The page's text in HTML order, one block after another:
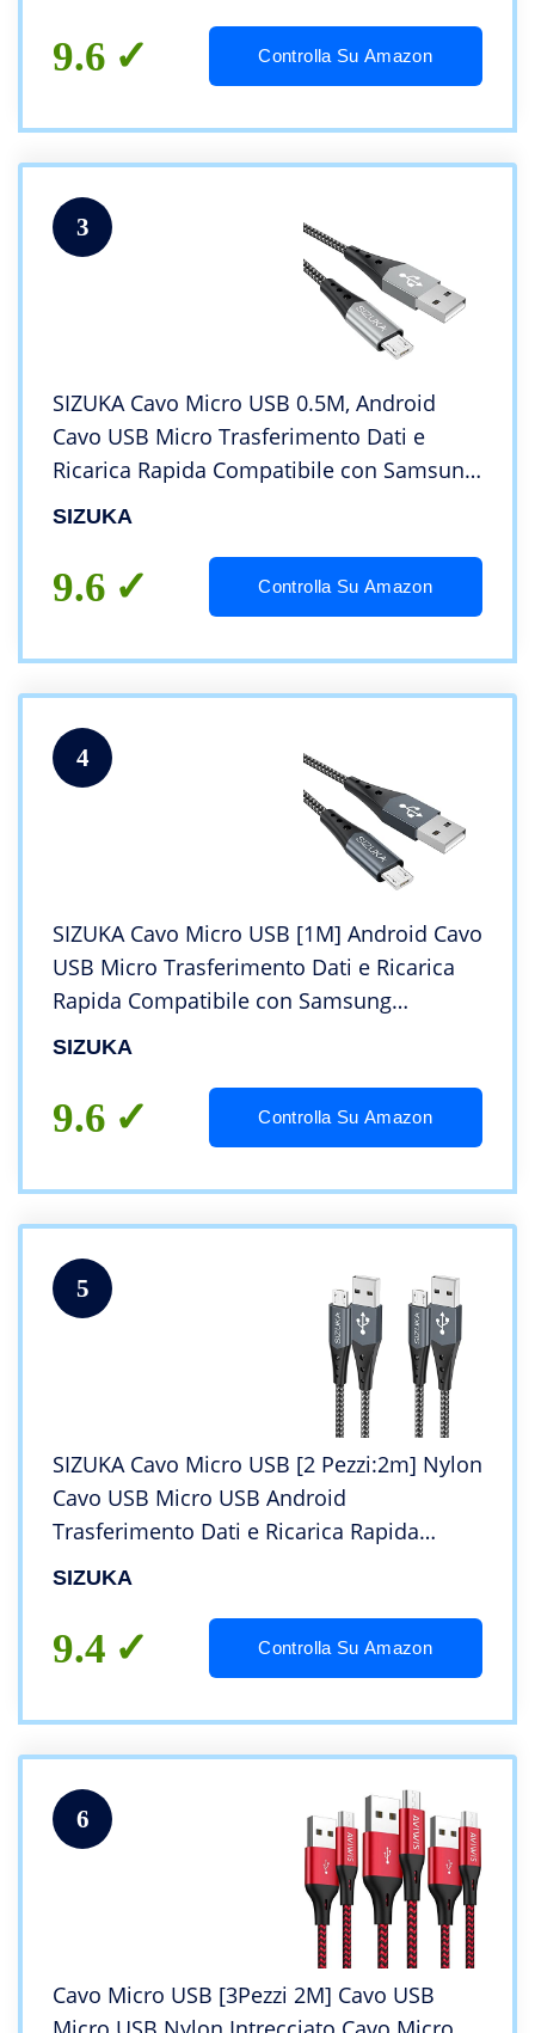
9.6 Controlla Su Amazon
3
SIZUKA Cavo Micro USB 0.5M, Android
Cavo USB Micro Trasferimento Dati e
Ricarica Rapida Compatibile con Samsung
S5/S6/S7, Huawei, HTC,LG,HTC,Kindle,Sony,
SIZUKA
9.6 Controlla Su Amazon
4
SIZUKA Cavo Micro USB [1M] Android Cavo
USB Micro Trasferimento Dati e Ricarica
Rapida Compatibile con Samsung
S5/S6/S7, Huawei, HTC,LG,HTC,Kindle,Sony,
SIZUKA
9.6 Controlla Su Amazon
5
SIZUKA Cavo Micro USB [2 Pezzi:2m] Nylon
Cavo USB Micro USB Android
Trasferimento Dati e Ricarica Rapida
Compatibile con Samsung S5/S6/S7,
SIZUKA
9.4 Controlla Su Amazon
6
Cavo Micro USB [3Pezzi 2M] Cavo USB